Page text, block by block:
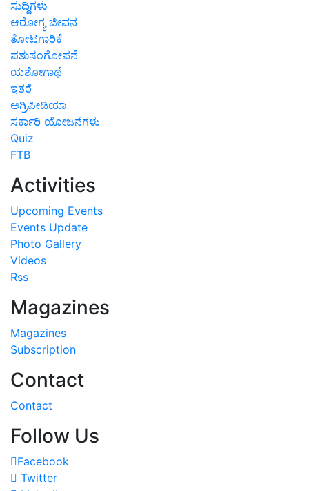
ಸುದ್ದಿಗಳು
ಆರೋಗ್ಯ ಜೀವನ
ತೋಟಗಾರಿಕೆ
ಪಶುಸಂಗೋಪನೆ
ಯಶೋಗಾಥೆ
ಇತರೆ
ಅಗ್ರಿಪೀಡಿಯಾ
ಸರ್ಕಾರಿ ಯೋಜನೆಗಳು
Quiz
FTB
Activities
Upcoming Events
Events Update
Photo Gallery
Videos
Rss
Magazines
Magazines
Subscription
Contact
Contact
Follow Us
Facebook
Twitter